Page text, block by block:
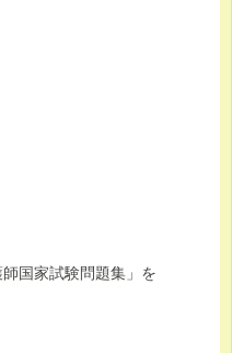
国家試験問題集」を